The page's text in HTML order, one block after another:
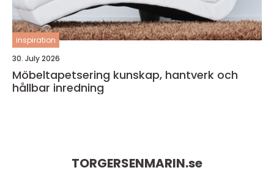
inspiration
30. July 2026
Möbeltapetsering kunskap, hantverk och
hållbar inredning
TORGERSENMARIN.se